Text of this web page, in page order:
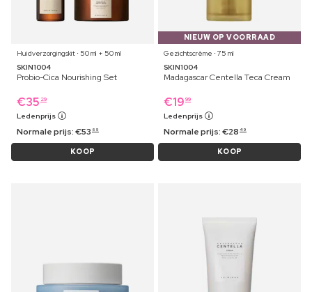
Huidverzorgingskit ⋅ 50 ml + 50 ml
SKIN1004
Probio-Cica Nourishing Set
€35 29
Ledenprijs
Normale prijs:€53 69
KOOP
NIEUW OP VOORRAAD
Gezichtscrème ⋅ 75 ml
SKIN1004
Madagascar Centella Teca Cream
€19 99
Ledenprijs
Normale prijs:€28 49
KOOP